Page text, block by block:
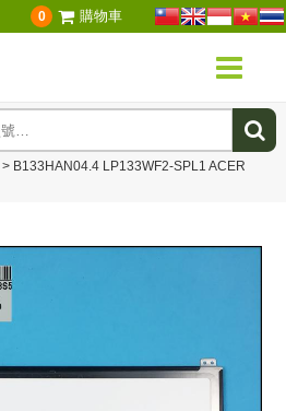
0 購物車
> B133HAN04.4 LP133WF2-SPL1 ACER